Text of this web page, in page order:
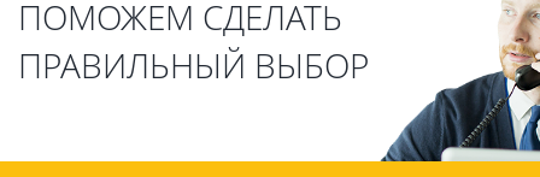
ПОМОЖЕМ СДЕЛАТЬ
ПРАВИЛЬНЫЙ ВЫБОР